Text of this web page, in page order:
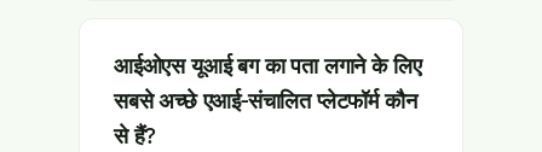
आईओएस यूआई बग का पता लगाने के लिए
सबसे अच्छे एआई-संचालित प्लेटफॉर्म कौन
से हैं?